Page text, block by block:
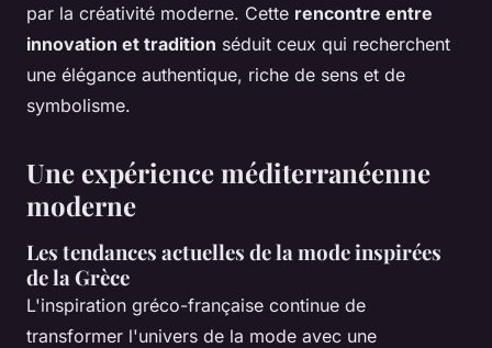
par la créativité moderne. Cette rencontre entre
innovation et tradition séduit ceux qui recherchent
une élégance authentique, riche de sens et de
symbolisme.
Une expérience méditerranéenne
moderne
Les tendances actuelles de la mode inspirées
de la Grèce
L'inspiration gréco-française continue de
transformer l'univers de la mode avec une